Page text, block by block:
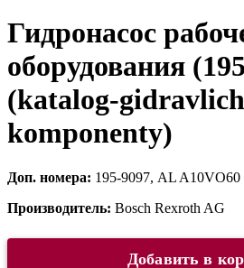
Гидронасос
оборудования
(katalog-
komponenty)
Доп. номера: 195-9097, AL A10VO60
Производитель: Bosch Rexroth AG
Добавить в